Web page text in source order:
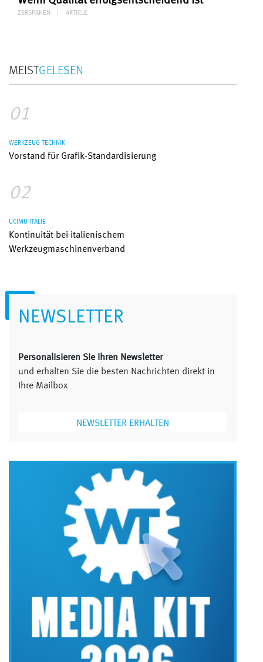
ZERSPANEN ARTICLE
MEIST GELESEN
01
WERKZEUG TECHNIK
Vorstand für Grafik-Standardisierung
02
UCIMU ITALIE
Kontinuität bei italienischem
Werkzeugmaschinenverband
NEWSLETTER
Personalisieren Sie Ihren Newsletter
und erhalten Sie die besten Nachrichten direkt in
Ihre Mailbox
NEWSLETTER ERHALTEN